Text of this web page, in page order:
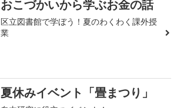
おこづかいから学ぶお金の話
区立図書館で学ぼう！夏のわくわく課外授
業
夏休みイベント「畳まつり」